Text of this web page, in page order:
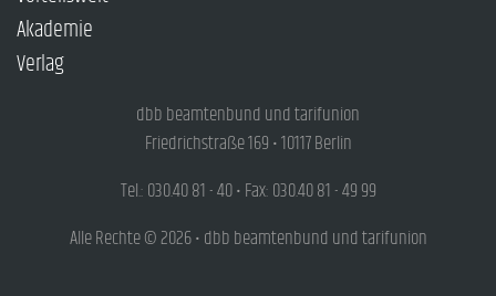
Akademie
Verlag
dbb beamtenbund und tarifunion
Friedrichstraße 169 • 10117 Berlin
Tel.: 030.40 81 - 40 • Fax: 030.40 81 - 49 99
Alle Rechte © 2026 • dbb beamtenbund und tarifunion